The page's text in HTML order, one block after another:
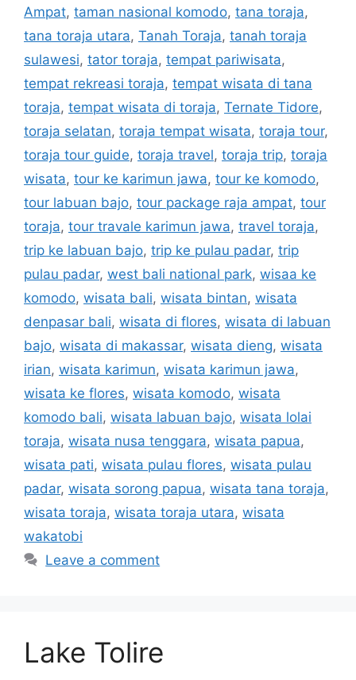
Ampat, taman nasional komodo, tana toraja,
tana toraja utara, Tanah Toraja, tanah toraja
sulawesi, tator toraja, tempat pariwisata,
tempat rekreasi toraja, tempat wisata di tana
toraja, tempat wisata di toraja, Ternate Tidore,
toraja selatan, toraja tempat wisata, toraja tour,
toraja tour guide, toraja travel, toraja trip, toraja
wisata, tour ke karimun jawa, tour ke komodo,
tour labuan bajo, tour package raja ampat, tour
toraja, tour travale karimun jawa, travel toraja,
trip ke labuan bajo, trip ke pulau padar, trip
pulau padar, west bali national park, wisaa ke
komodo, wisata bali, wisata bintan, wisata
denpasar bali, wisata di flores, wisata di labuan
bajo, wisata di makassar, wisata dieng, wisata
irian, wisata karimun, wisata karimun jawa,
wisata ke flores, wisata komodo, wisata
komodo bali, wisata labuan bajo, wisata lolai
toraja, wisata nusa tenggara, wisata papua,
wisata pati, wisata pulau flores, wisata pulau
padar, wisata sorong papua, wisata tana toraja,
wisata toraja, wisata toraja utara, wisata
wakatobi
Leave a comment
Lake Tolire